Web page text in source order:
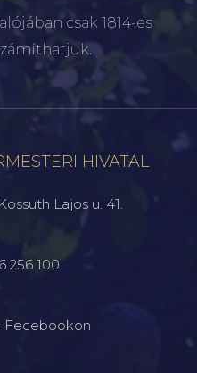
csak 1814-es
HIVATAL
Lajos u. 41.
256 100
Fecebookon